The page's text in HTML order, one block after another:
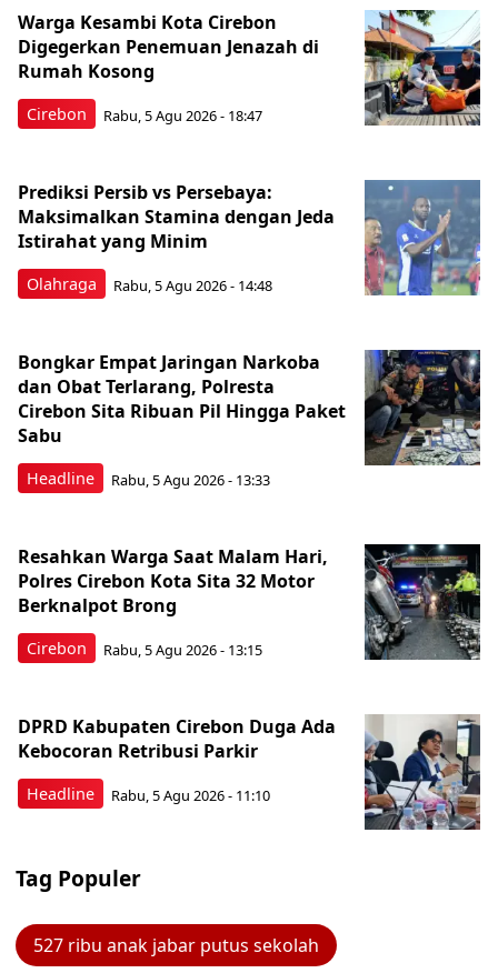
Cirebon
Warga Kesambi Kota Cirebon
Digegerkan Penemuan Jenazah di
Rumah Kosong
Rabu, 5 Agu 2026 - 18:47
Olahraga
Prediksi Persib vs Persebaya:
Maksimalkan Stamina dengan Jeda
Istirahat yang Minim
Rabu, 5 Agu 2026 - 14:48
Headline
Bongkar Empat Jaringan Narkoba
dan Obat Terlarang, Polresta
Cirebon Sita Ribuan Pil Hingga Paket
Sabu
Rabu, 5 Agu 2026 - 13:33
Cirebon
Resahkan Warga Saat Malam Hari,
Polres Cirebon Kota Sita 32 Motor
Berknalpot Brong
Rabu, 5 Agu 2026 - 13:15
Headline
DPRD Kabupaten Cirebon Duga Ada
Kebocoran Retribusi Parkir
Rabu, 5 Agu 2026 - 11:10
Tag Populer
527 ribu anak jabar putus sekolah